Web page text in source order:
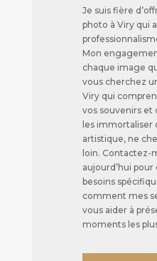
Je suis fière
photo à Viry qui
Mon
chaque image
vous cherchez
Viry qui
vos souvenirs et
les immortaliser
artistique, ne
loin. Contactez-
aujourd’hui
besoins
comment mes
vous aider à
moments les